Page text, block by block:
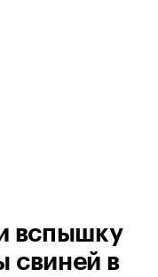
вспышку
свиней в